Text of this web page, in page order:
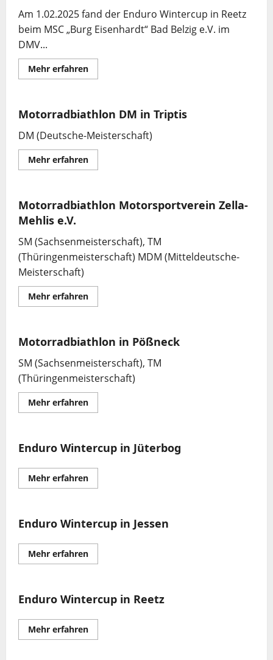
Am 1.02.2025 fand der Enduro Wintercup in Reetz
beim MSC „Burg Eisenhardt“ Bad Belzig e.V. im
DMV...
Mehr erfahrenMehr
Informationen
in
Reetz
Motorradbiathlon DM in Triptis
DM (Deutsche-Meisterschaft)
Mehr erfahrenMehr
Informationen
in
Triptis
Motorradbiathlon Motorsportverein Zella-
Mehlis e.V.
SM (Sachsenmeisterschaft), TM
(Thüringenmeisterschaft) MDM (Mitteldeutsche-
Meisterschaft)
Mehr erfahrenMehr
Informationen
Zella-
Mehlis
Motorradbiathlon in Pößneck
SM (Sachsenmeisterschaft), TM
(Thüringenmeisterschaft)
Mehr erfahrenMehr
Informationen
Pößneck
Enduro Wintercup in Jüterbog
Mehr erfahrenMehr
Informationen
in
Jüterbog
Enduro Wintercup in Jessen
Mehr erfahrenMehr
Informationen
in
Jessen
Enduro Wintercup in Reetz
Mehr erfahrenMehr
Informationen